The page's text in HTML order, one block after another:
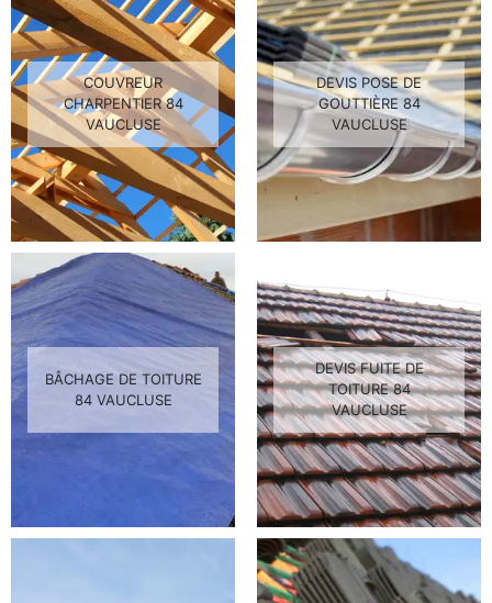
COUVREUR
CHARPENTIER 84
VAUCLUSE
DEVIS POSE DE
GOUTTIÈRE 84
VAUCLUSE
BÂCHAGE DE TOITURE
84 VAUCLUSE
DEVIS FUITE DE
TOITURE 84
VAUCLUSE